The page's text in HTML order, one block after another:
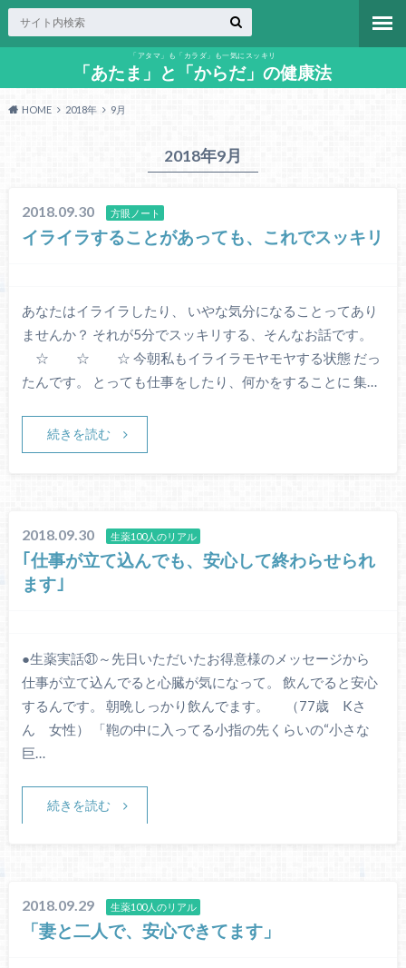
「アタマ」も「カラダ」も一気にスッキリ
「あたま」と「からだ」の健康法
HOME 2018年 9月
2018年9月
2018.09.30 方眼ノート
イライラすることがあっても、これでスッキリ
あなたはイライラしたり、 いやな気分になることってあり
ませんか？ それが5分でスッキリする、そんなお話です。
☆ ☆ ☆ 今朝私もイライラモヤモヤする状態 だっ
たんです。 とっても仕事をしたり、何かをすることに 集…
続きを読む
2018.09.30 生薬100人のリアル
｢仕事が立て込んでも、安心して終わらせられ
ます｣
●生薬実話㉛～先日いただいたお得意様のメッセージから
仕事が立て込んでると心臓が気になって。 飲んでると安心
するんです。 朝晩しっかり飲んでます。 （77歳 Kさ
ん 女性） 「鞄の中に入ってる小指の先くらいの“小さな
巨…
続きを読む
2018.09.29 生薬100人のリアル
「妻と二人で、安心できてます」